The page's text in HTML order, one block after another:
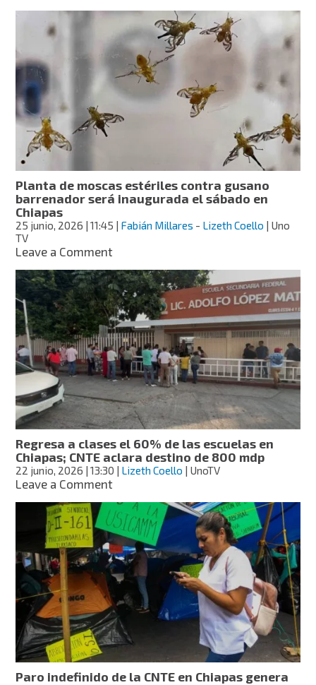
condena
de
30
años
para
padre
vendió
por
25
mil
en
Planta de moscas estériles contra gusano
barrenador será inaugurada el sábado en
Chiapas
25 junio, 2026 | 11:45 | Fabián Millares - Lizeth Coello | Uno
TV
Leave a Commenton
de
moscas
estériles
contra
gusano
barrenador
será
inaugurada
el
sábado
en
Chiapas
Regresa a clases el 60% de las escuelas en
Chiapas; CNTE aclara destino de 800 mdp
22 junio, 2026 | 13:30 Lizeth Coello | UnoTV
Leave a Commenton
a
clases
el
60%
de
las
escuelas
en
Chiapas;
CNTE
destino
de
Paro indefinido de la CNTE en Chiapas genera